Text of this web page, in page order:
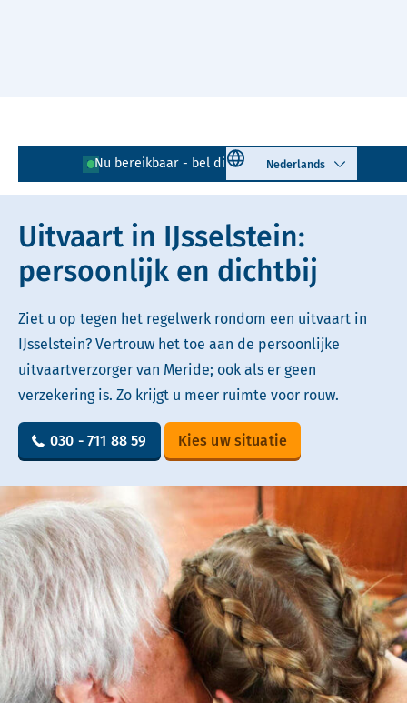
Nu bereikbaar - bel direct! 030 - 711 88 59
Select language
Lees voor Uitleg woorden
Simpele tekst
Uitvaart in IJsselstein:
persoonlijk en dichtbij
Ziet u op tegen het regelwerk rondom een uitvaart in
IJsselstein? Vertrouw het toe aan de persoonlijke
uitvaartverzorger van Meride; ook als er geen
verzekering is. Zo krijgt u meer ruimte voor rouw.
030 - 711 88 59 Kies uw situatie